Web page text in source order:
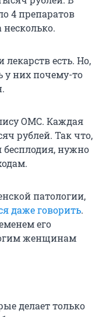
4 препаратов
есть. Но,
у них почему-то
ОМС. Каждая
рублей. Так что,
бесплодия, нужно
патологии,
даже говорить.
его
женщинам
делает только